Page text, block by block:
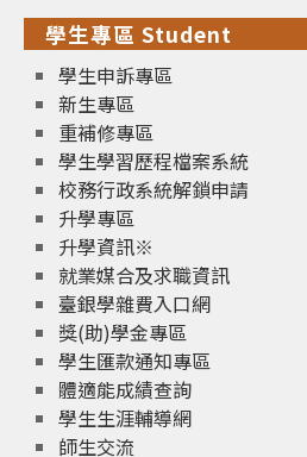
學生專區 Student
學生申訴專區
新生專區
重補修專區
學生學習歷程檔案系統
校務行政系統解鎖申請
升學專區
升學資訊※
就業媒合及求職資訊
臺銀學雜費入口網
獎(助)學金專區
學生匯款通知專區
體適能成績查詢
學生生涯輔導網
師生交流